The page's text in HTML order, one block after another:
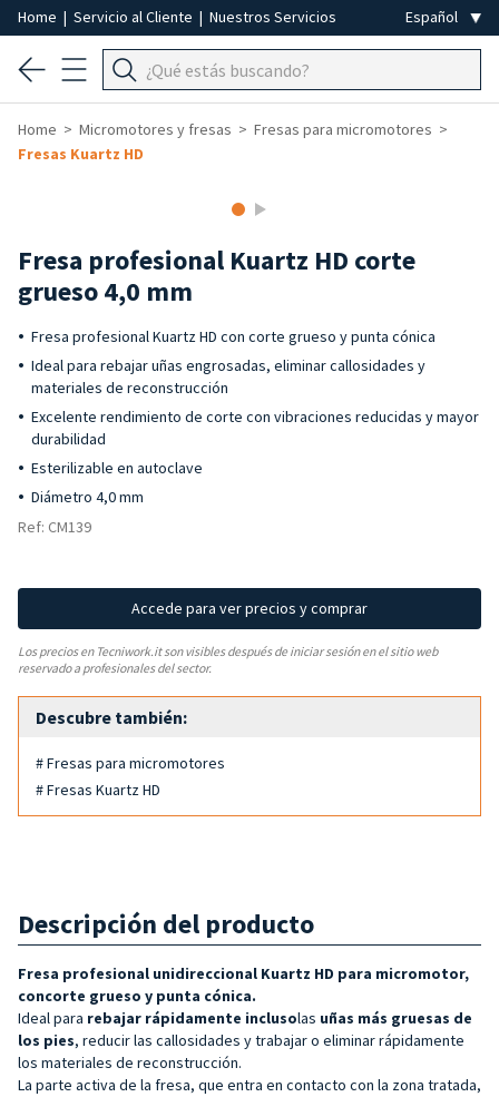
Home | Servicio al Cliente | Nuestros Servicios
Home Micromotores y fresas
Fresas para micromotores
Fresas Kuartz HD
Fresa profesional Kuartz HD corte
grueso 4,0 mm
Fresa profesional Kuartz HD con corte grueso y punta cónica
Ideal para rebajar uñas engrosadas, eliminar callosidades y
materiales de reconstrucción
Excelente rendimiento de corte con vibraciones reducidas y mayor
durabilidad
Esterilizable en autoclave
Diámetro 4,0 mm
Ref: CM139
Accede para ver precios y comprar
Los precios en Tecniwork.it son visibles después de iniciar sesión en el sitio web
reservado a profesionales del sector.
Descubre también:
# Fresas para micromotores
# Fresas Kuartz HD
Descripción del producto
Fresa profesional unidireccional Kuartz HD para micromotor,
concorte grueso y punta cónica.
Ideal para rebajar rápidamente inclusolas uñas más gruesas de
los pies, reducir las callosidades y trabajar o eliminar rápidamente
los materiales de reconstrucción.
La parte activa de la fresa, que entra en contacto con la zona tratada,